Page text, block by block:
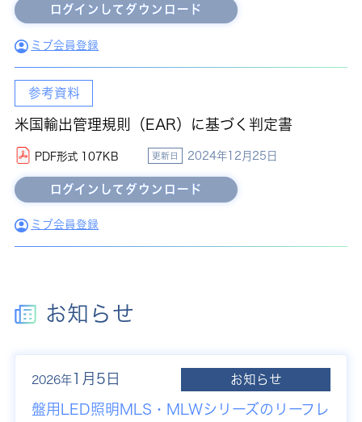
ミブ会員登録
参考資料
米国輸出管理規則（EAR）に基づく判定書
PDF形式 107KB 更新日 2024年12月25日
ミブ会員登録
お知らせ
2026年1月5日 お知らせ
盤用LED照明MLS・MLWシリーズのリーフレ